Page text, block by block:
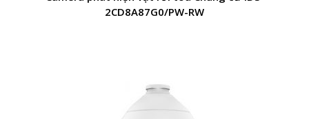
2CD8A87G0/PW-RW